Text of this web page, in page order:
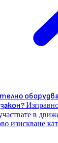
в
изискване